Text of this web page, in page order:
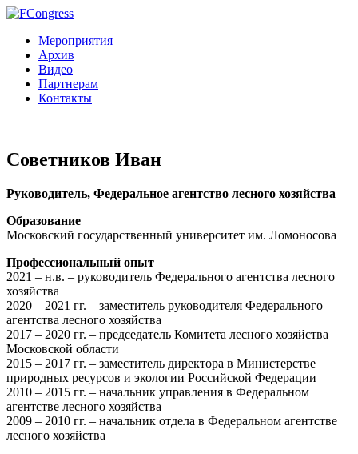
Мероприятия
Архив
Видео
Партнерам
Контакты
Советников Иван
Руководитель, Федеральное агентство лесного хозяйства
Образование
Московский государственный университет им. Ломоносова
Профессиональный опыт
2021 – н.в. – руководитель Федерального агентства лесного
хозяйства
2020 – 2021 гг. – заместитель руководителя Федерального
агентства лесного хозяйства
2017 – 2020 гг. ‒ председатель Комитета лесного хозяйства
Московской области
2015 – 2017 гг. ‒ заместитель директора в Министерстве
природных ресурсов и экологии Российской Федерации
2010 – 2015 гг. – начальник управления в Федеральном
агентстве лесного хозяйства
2009 – 2010 гг. – начальник отдела в Федеральном агентстве
лесного хозяйства